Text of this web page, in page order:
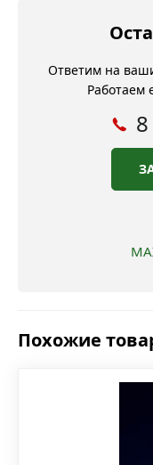
Ответим на
Работаем
Похожие